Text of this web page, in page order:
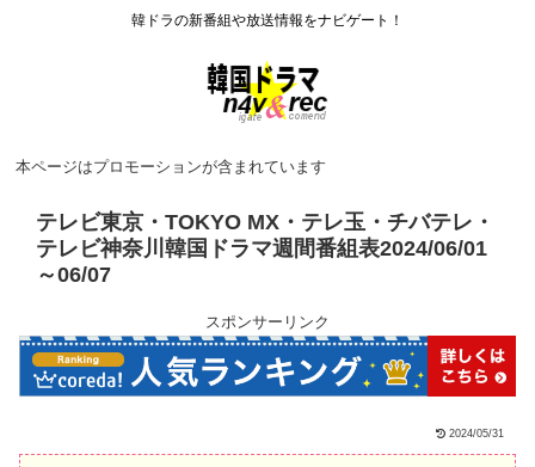
韓ドラの新番組や放送情報をナビゲート！
本ページはプロモーションが含まれています
テレビ東京・TOKYO MX・テレ玉・チバテレ・
テレビ神奈川韓国ドラマ週間番組表2024/06/01
～06/07
スポンサーリンク
2024/05/31